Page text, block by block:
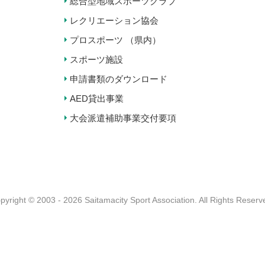
レクリエーション協会
プロスポーツ （県内）
スポーツ施設
申請書類のダウンロード
AED貸出事業
大会派遣補助事業交付要項
© 2003 - 2026 Saitamacity Sport Association. All Rights